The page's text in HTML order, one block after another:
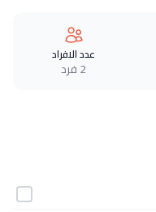
عدد الافراد
2 فرد